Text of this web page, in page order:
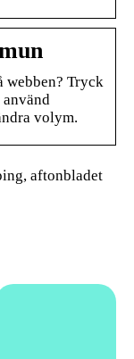
webben? Tryck
volym.
aftonbladet